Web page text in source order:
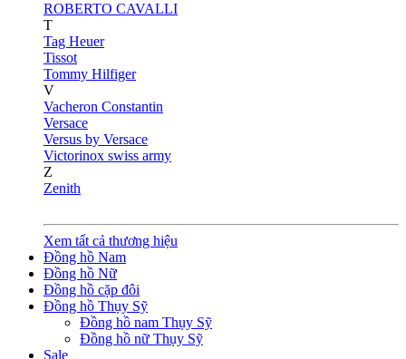
ROBERTO CAVALLI
T
Tag Heuer
Tissot
Tommy Hilfiger
V
Vacheron Constantin
Versace
Versus by Versace
Victorinox swiss army
Z
Zenith
Xem tất cả thương hiệu
Đồng hồ Nam
Đồng hồ Nữ
Đồng hồ cặp đôi
Đồng hồ Thụy Sỹ
Đồng hồ nam Thụy Sỹ
Đồng hồ nữ Thụy Sỹ
Sale